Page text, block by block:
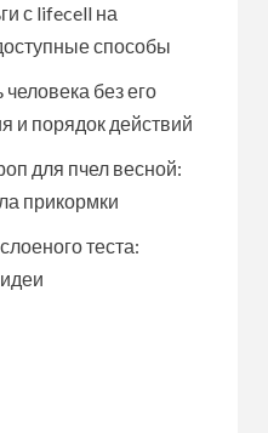
с lifecell на
способы
без его
и порядок действий
для пчел весной:
прикормки
теста: